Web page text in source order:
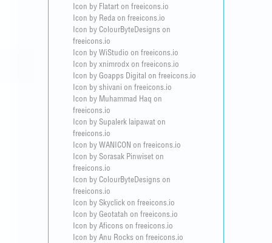
Icon by Flatart on freeicons.io
Icon by Reda on freeicons.io
Icon by ColourByteDesigns on
freeicons.io
Icon by WiStudio on freeicons.io
Icon by xnimrodx on freeicons.io
Icon by Goapps Digital on freeicons.io
Icon by shivani on freeicons.io
Icon by Muhammad Haq on
freeicons.io
Icon by Supalerk laipawat on
freeicons.io
Icon by WANICON on freeicons.io
Icon by Sorasak Pinwiset on
freeicons.io
Icon by ColourByteDesigns on
freeicons.io
Icon by Skyclick on freeicons.io
Icon by Geotatah on freeicons.io
Icon by Aficons on freeicons.io
Icon by Anu Rocks on freeicons.io